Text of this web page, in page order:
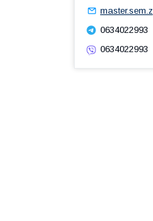
0634022993
0634022993